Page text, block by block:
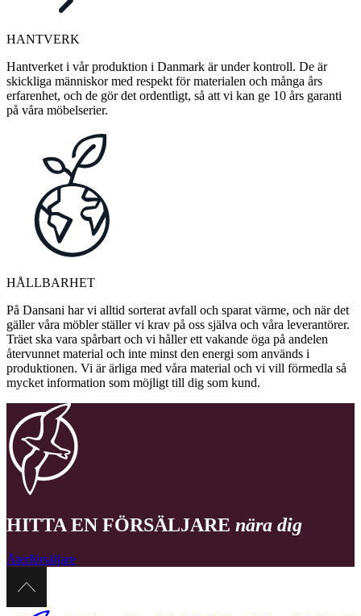
HANTVERK
Hantverket i vår produktion i Danmark är under kontroll. De är
skickliga människor med respekt för materialen och många års
erfarenhet, och de gör det ordentligt, så att vi kan ge 10 års garanti
på våra möbelserier.
HÅLLBARHET
På Dansani har vi alltid sorterat avfall och sparat värme, och när det
gäller våra möbler ställer vi krav på oss själva och våra leverantörer.
Träet ska vara spårbart och vi håller ett vakande öga på andelen
återvunnet material och inte minst den energi som används i
produktionen. Vi är ärliga med våra material och vi vill förmedla så
mycket information som möjligt till dig som kund.
HITTA EN FÖRSÄLJARE nära dig
Återförsäljare